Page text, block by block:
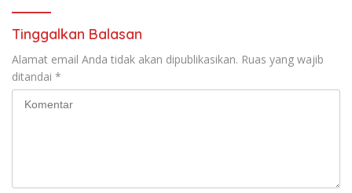
Tinggalkan Balasan
Alamat email Anda tidak akan dipublikasikan. Ruas yang wajib
ditandai *